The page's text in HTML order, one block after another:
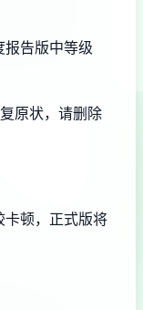
告版中等级
原状，请删除
卡顿，正式版将